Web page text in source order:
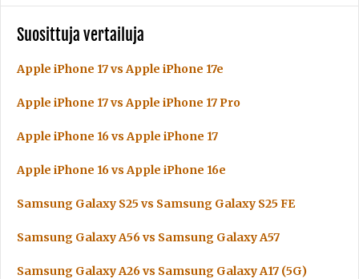
Suosittuja vertailuja
Apple iPhone 17 vs Apple iPhone 17e
Apple iPhone 17 vs Apple iPhone 17 Pro
Apple iPhone 16 vs Apple iPhone 17
Apple iPhone 16 vs Apple iPhone 16e
Samsung Galaxy S25 vs Samsung Galaxy S25 FE
Samsung Galaxy A56 vs Samsung Galaxy A57
Samsung Galaxy A26 vs Samsung Galaxy A17 (5G)